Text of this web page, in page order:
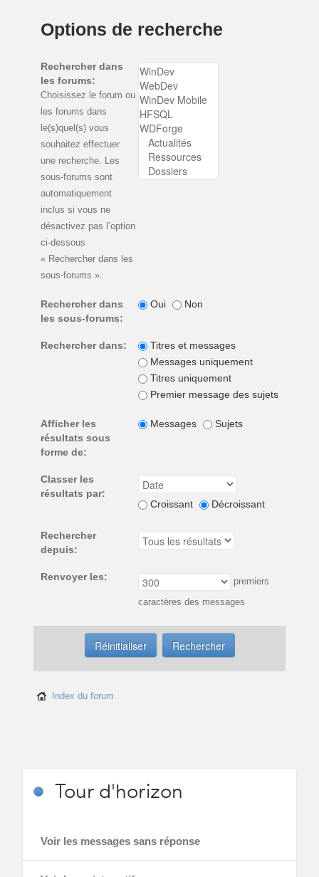
Options de recherche
Rechercher dans
les forums:
Choisissez le forum ou
les forums dans
le(s)quel(s) vous
souhaitez effectuer
une recherche. Les
sous-forums sont
automatiquement
inclus si vous ne
désactivez pas l’option
ci-dessous
« Rechercher dans les
sous-forums ».
Rechercher dans
les sous-forums:
Oui Non
Rechercher dans:
Titres et messages
Messages uniquement
Titres uniquement
Premier message des sujets
Afficher les
résultats sous
forme de:
Messages Sujets
Classer les
résultats par:
Croissant
Décroissant
Rechercher
depuis:
Renvoyer les: premiers
caractères des messages
Index du forum
Tourd'horizon
Voir les messages sans réponse